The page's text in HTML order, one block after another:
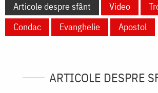
Articole despre sfânt
Video
Condac
Evanghelie Apostol
ARTICOLE DESPRE